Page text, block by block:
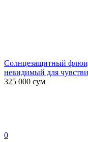
Солнцезащитный
невидимый для
325 000 сум
0